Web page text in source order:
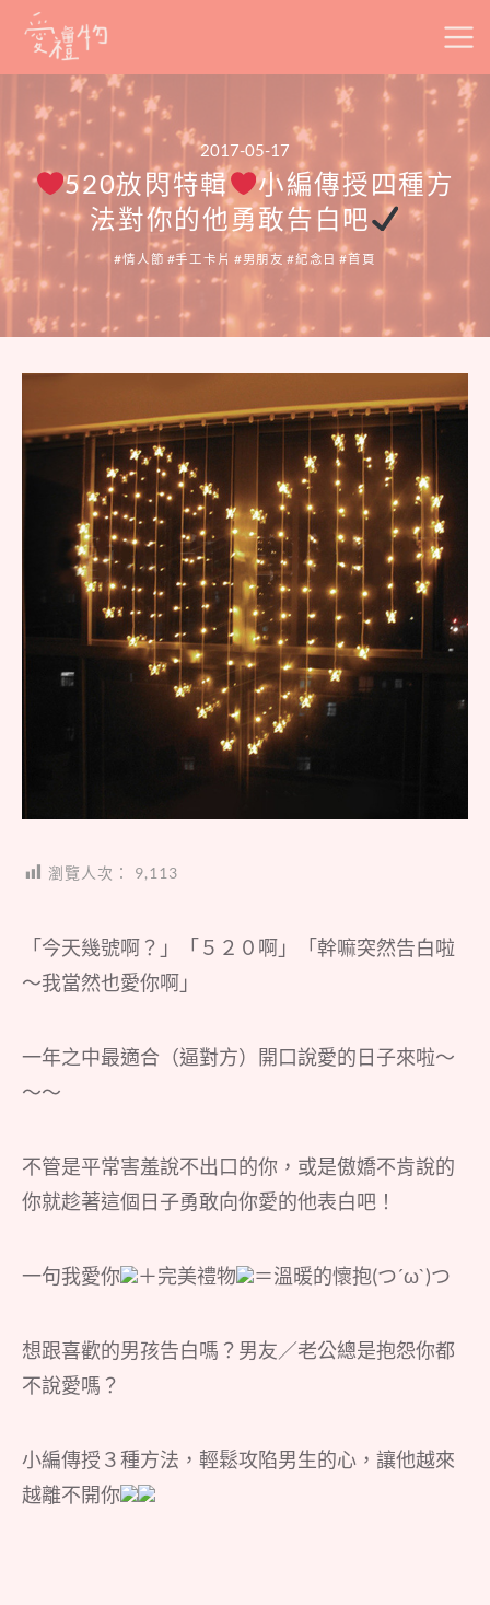
Skip
2017-05-17
520放閃特輯
小編傳授四種方
法對你的他勇敢告白吧
情人節 手工卡片 男朋友 紀念日 首頁
瀏覽人次： 9,113
「今天幾號啊？」「５２０啊」「幹嘛突然告白啦
～我當然也愛你啊」
一年之中最適合（逼對方）開口說愛的日子來啦～
～～
不管是平常害羞說不出口的你，或是傲嬌不肯說的
你就趁著這個日子勇敢向你愛的他表白吧！
一句我愛你 ＋完美禮物 ＝溫暖的懷抱(つ´ω`)つ
想跟喜歡的男孩告白嗎？男友／老公總是抱怨你都
不說愛嗎？
小編傳授３種方法，輕鬆攻陷男生的心，讓他越來
越離不開你